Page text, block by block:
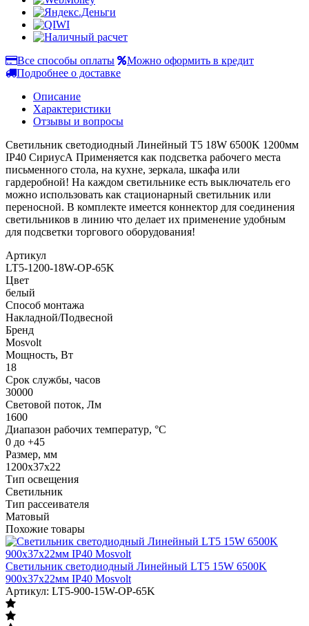
Все способы оплаты
Можно оформить в кредит
Подробнее о доставке
Описание
Характеристики
Отзывы и вопросы
Светильник светодиодный Линейный Т5 18W 6500K 1200мм
IP40 СириусА Применяется как подсветка рабочего места
письменного стола, на кухне, зеркала, шкафа или
гардеробной! На каждом светильнике есть выключатель его
можно использовать как стационарный светильник или
переносной. В комплекте имеется коннектор для соединения
светильников в линию что делает их применение удобным
для подсветки торгового оборудования!
Артикул
LT5-1200-18W-OP-65K
Цвет
белый
Способ монтажа
Накладной/Подвесной
Бренд
Mosvolt
Мощность, Вт
18
Срок службы, часов
30000
Световой поток, Лм
1600
Диапазон рабочих температур, °C
0 до +45
Размер, мм
1200х37х22
Тип освещения
Светильник
Тип рассеивателя
Матовый
Похожие товары
Светильник светодиодный Линейный LТ5 15W 6500K
900х37х22мм IP40 Mosvolt
Артикул: LT5-900-15W-OP-65K